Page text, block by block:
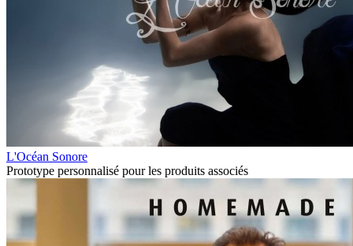
L'Océan Sonore
Prototype personnalisé pour les produits associés